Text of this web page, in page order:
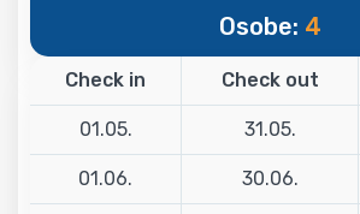
Osobe: 4
Check in Check out
01.05. 31.05.
01.06. 30.06.